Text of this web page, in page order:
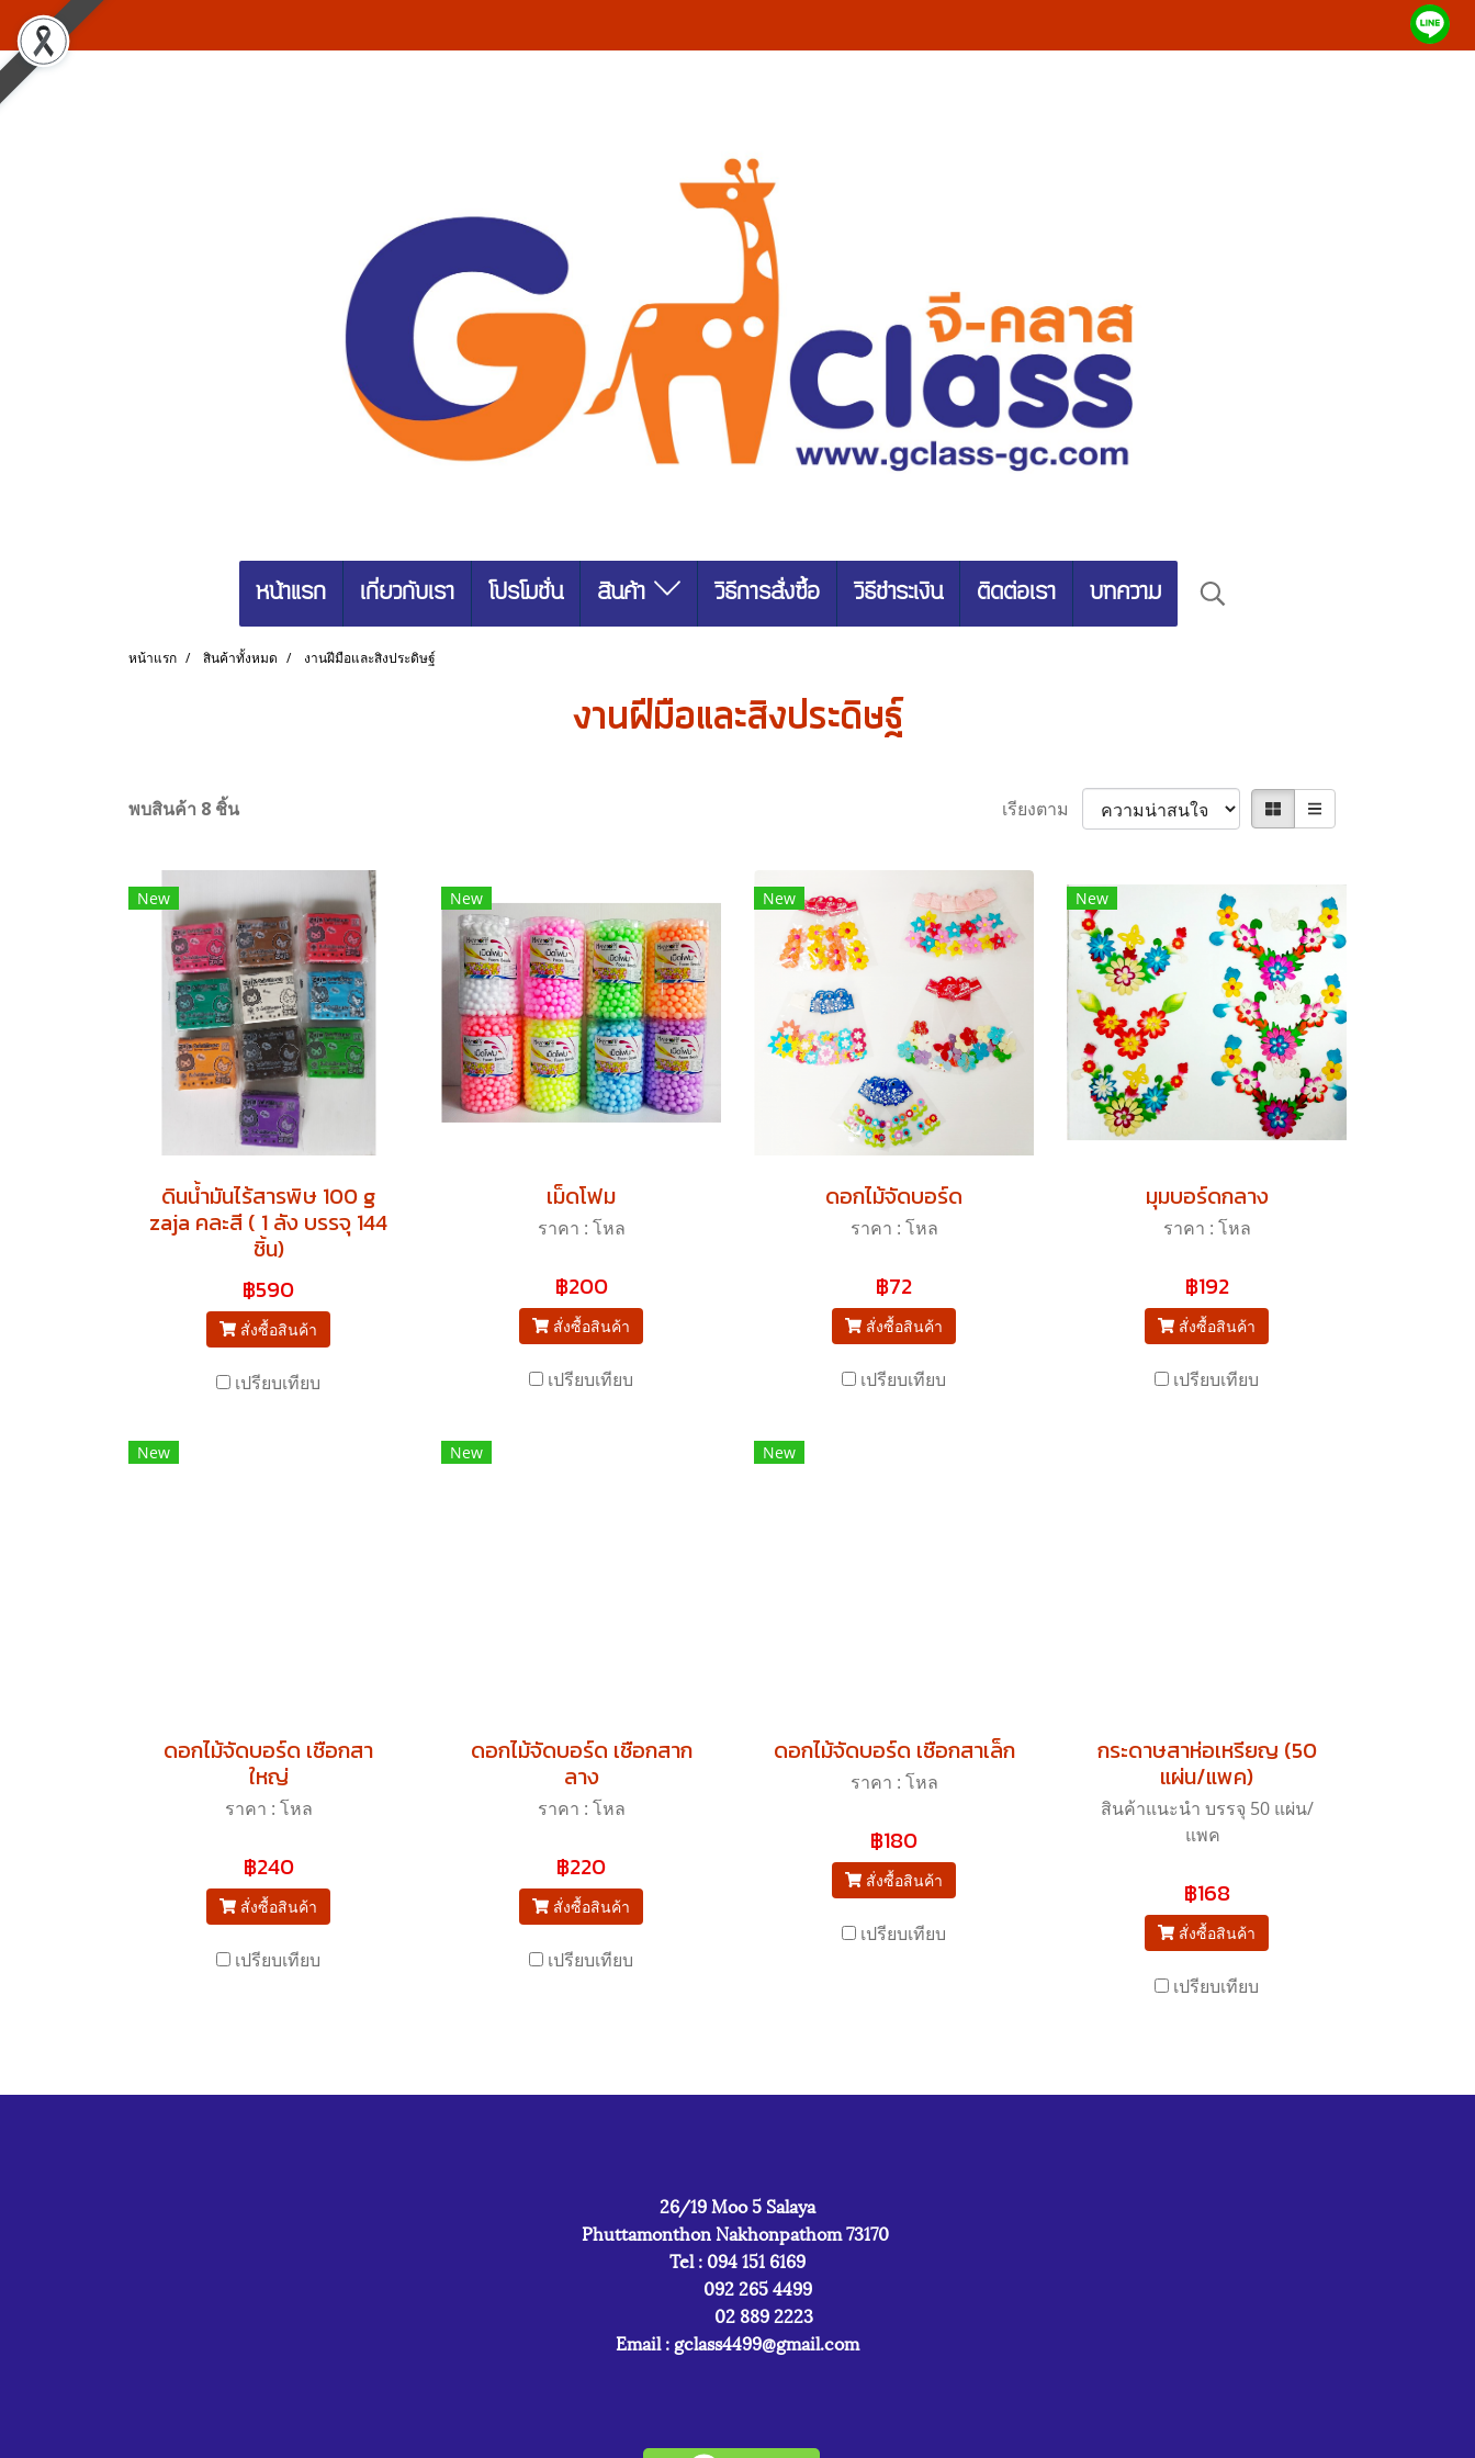
หน้าแรก เกี่ยวกับเรา โปรโมชั่น สินค้า วิธีการสั่งซื้อ วิธีชำระเงิน ติดต่อเรา บทความ
หน้าแรก สินค้าทั้งหมด งานฝีมือและสิงประดิษฐ์
งานฝีมือและสิงประดิษฐ์
พบสินค้า 8 ชิ้น เรียงตาม
New
ดินน้ำมันไร้สารพิษ 100 g
zaja คละสี ( 1 ลัง บรรจุ 144
ชิ้น)
฿590
สั่งซื้อสินค้า
เปรียบเทียบ
New
เม็ดโฟม
ราคา : โหล
฿200
สั่งซื้อสินค้า
เปรียบเทียบ
New
ดอกไม้จัดบอร์ด
ราคา : โหล
฿72
สั่งซื้อสินค้า
เปรียบเทียบ
New
มุมบอร์ดกลาง
ราคา : โหล
฿192
สั่งซื้อสินค้า
เปรียบเทียบ
New
ดอกไม้จัดบอร์ด เชือกสา
ใหญ่
ราคา : โหล
฿240
สั่งซื้อสินค้า
เปรียบเทียบ
New
ดอกไม้จัดบอร์ด เชือกสาก
ลาง
ราคา : โหล
฿220
สั่งซื้อสินค้า
เปรียบเทียบ
New
ดอกไม้จัดบอร์ด เชือกสาเล็ก
ราคา : โหล
฿180
สั่งซื้อสินค้า
เปรียบเทียบ
กระดาษสาห่อเหรียญ (50
แผ่น/แพค)
สินค้าแนะนำ บรรจุ 50 แผ่น/
แพค
฿168
สั่งซื้อสินค้า
เปรียบเทียบ
26/19 Moo 5 Salaya
Phuttamonthon Nakhonpathom 73170
Tel : 094 151 6169
092 265 4499
02 889 2223
Email : gclass4499@gmail.com